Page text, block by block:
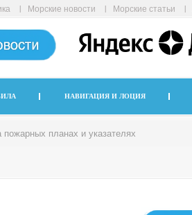
Морские новости Морские статьи
НАВИГАЦИЯ И ЛОЦИЯ
планах и указателях